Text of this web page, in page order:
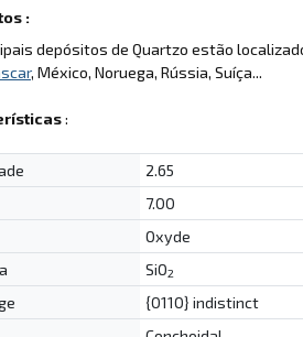
:
depósitos de Quartzo estão
, México, Noruega, Rússia, Suíça...
:
2.65
7.00
Oxyde
SiO2
{0110} indistinct